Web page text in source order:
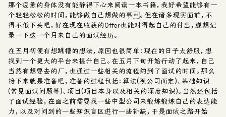
那个疲惫的身体没有能静得下心来阅读一本书籍，我好希望能够有一
个轻轻松松的时间，能够做自己想做的事。但在诸多现实面前，不
得不低下头吧，好在现在收获的Offer也能对得起自己的付出，遂想记
录一下这一个月来自己的面试经历。
在五月初便有想跳槽的想法，原因也很简单：现在的日子太舒服，想
找到一个更大的平台来提升自己。在五月下旬开始行动了起来，自己
当然有想要去的厂，也通过一些相关的流程约到了面试的时间。那么
接下来就是准备吧，准备的过程包括： 算法(视公司而定)、基础知识
(常见面试问题等)、项目(项目本身以及相关的深度知识)。当然还包括
了面试经验，在面之前需要找一些中型公司来锻炼锻炼自己的表达能
力，以及对问到的一些知识盲区进行一些补缺，于是面试之路开始